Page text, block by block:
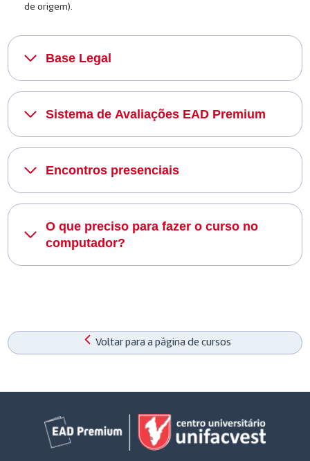
de origem).
Base Legal
Sistema de Avaliações EAD Premium
Encontros presenciais
O que preciso para fazer o curso no
computador?
Voltar para a página de cursos